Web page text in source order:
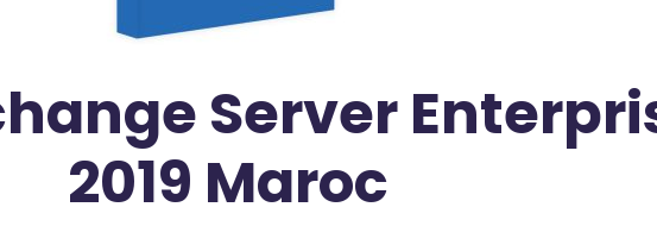
Server
2019 Maroc